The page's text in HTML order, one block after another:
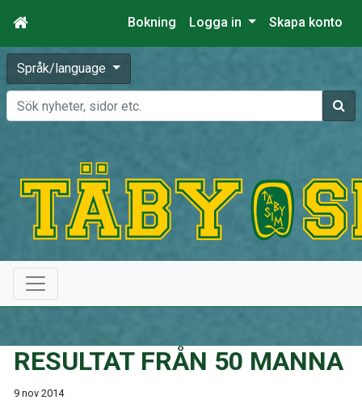
Bokning Logga in Skapa konto
Språk/language
Sök
RESULTAT FRÅN 50 MANNA
9 nov 2014